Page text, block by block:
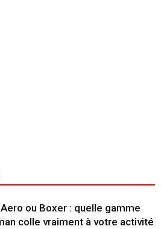
ou Boxer : quelle gamme
colle vraiment à votre activité